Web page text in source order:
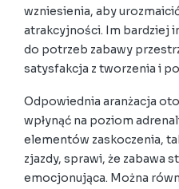
wzniesienia, aby
atrakcyjności. Im bardziej
do potrzeb zabawy
satysfakcja z tworzenia i
Odpowiednia aranżacja
wpłynąć na poziom
elementów zaskoczenia,
zjazdy, sprawi, że zabawa
emocjonująca. Można